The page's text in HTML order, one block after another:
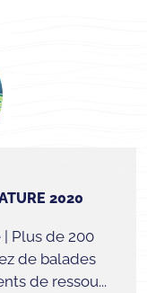
2020
Plus de 200
de balades
de ressou...